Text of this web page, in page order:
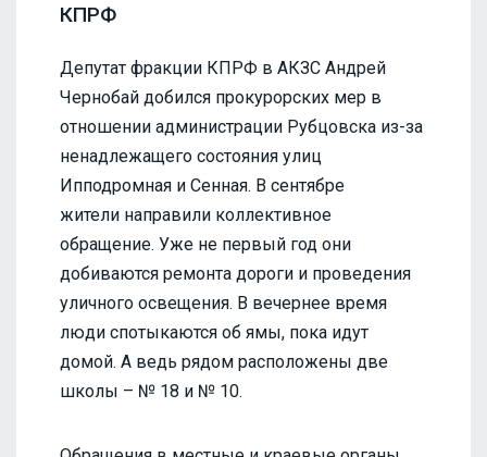
КПРФ
Депутат фракции КПРФ в АКЗС Андрей
Чернобай добился прокурорских мер в
отношении администрации Рубцовска из-за
ненадлежащего состояния улиц
Ипподромная и Сенная. В сентябре
жители направили коллективное
обращение. Уже не первый год они
добиваются ремонта дороги и проведения
уличного освещения. В вечернее время
люди спотыкаются об ямы, пока идут
домой. А ведь рядом расположены две
школы – № 18 и № 10.